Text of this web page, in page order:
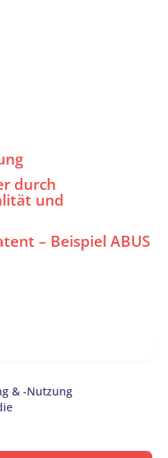
durch
und
– Beispiel ABUS
& -Nutzung